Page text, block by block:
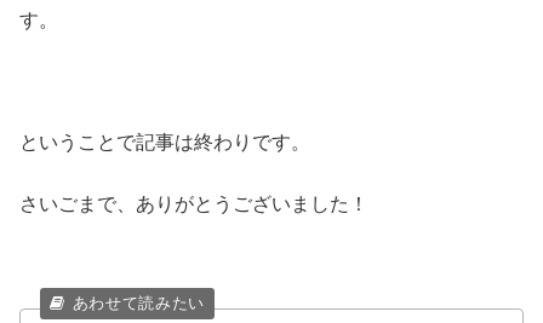
す。
ということで記事は終わりです。
さいごまで、ありがとうございました！